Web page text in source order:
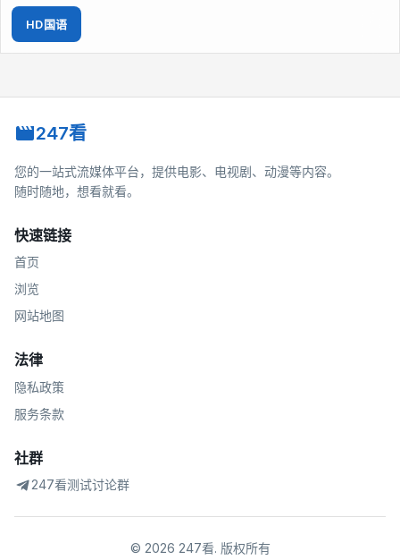
HD国语
247看
您的一站式流媒体平台，提供电影、电视剧、动漫等内容。
随时随地，想看就看。
快速链接
首页
浏览
网站地图
法律
隐私政策
服务条款
社群
247看测试讨论群
© 2026 247看. 版权所有